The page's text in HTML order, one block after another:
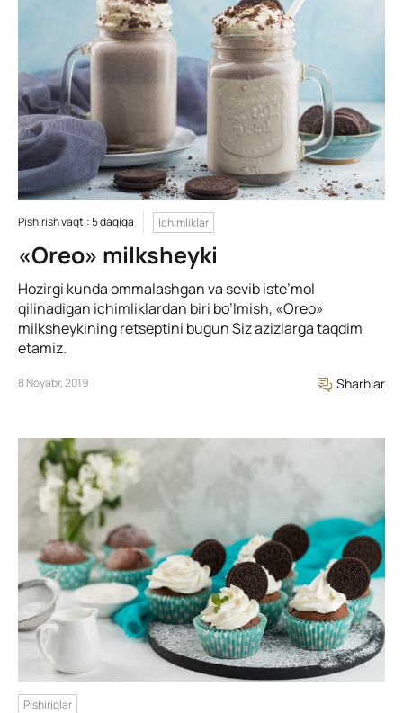
Pishirish vaqti: 5 daqiqa Ichimliklar
«Oreo» milksheyki
Hozirgi kunda ommalashgan va sevib iste’mol
qilinadigan ichimliklardan biri bo’lmish, «Oreo»
milksheykining retseptini bugun Siz azizlarga taqdim
etamiz.
8 Noyabr, 2019 Sharhlar
Pishiriqlar